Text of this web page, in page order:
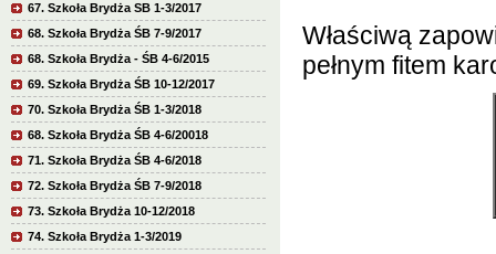
67. Szkoła Brydża SB 1-3/2017
68. Szkoła Brydża ŚB 7-9/2017
68. Szkoła Brydża - ŚB 4-6/2015
69. Szkoła Brydża ŚB 10-12/2017
70. Szkoła Brydża ŚB 1-3/2018
68. Szkoła Brydża ŚB 4-6/20018
71. Szkoła Brydża ŚB 4-6/2018
72. Szkoła Brydża ŚB 7-9/2018
73. Szkoła Brydża 10-12/2018
74. Szkoła Brydża 1-3/2019
Właściwą
pełnym fitem